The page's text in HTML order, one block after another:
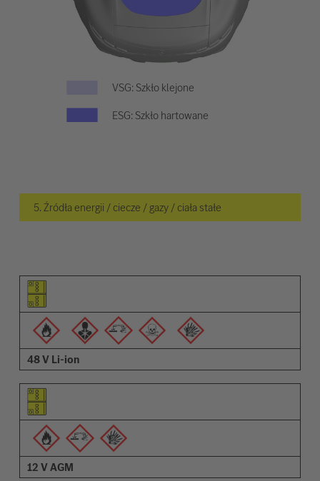
VSG: Szkło klejone
ESG: Szkło hartowane
5. Źródła energii / ciecze / gazy / ciała stałe
Piktogram elementu
Piktogramy ostrzeżeń
Opis
48 V Li-ion
12 V AGM